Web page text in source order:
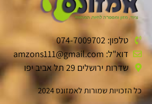
טלפון: 074-7009702
דוא"ל: amzons111@gmail.com
שדרות ירושלים 29 תל אביב יפו
כל הזכויות שמורות לאמזונס 2024